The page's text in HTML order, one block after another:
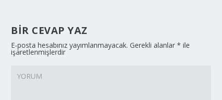
BIR CEVAP YAZ
E-posta hesabınız yayımlanmayacak. Gerekli alanlar* ile
işaretlenmişlerdir